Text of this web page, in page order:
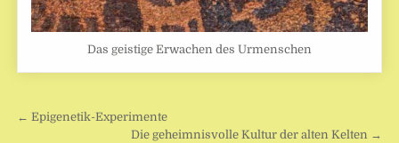
Das geistige Erwachen des Urmenschen
Beitragsnavigation
← Epigenetik-Experimente
Die geheimnisvolle Kultur der alten Kelten →